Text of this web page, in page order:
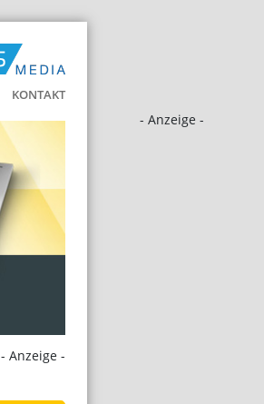
KONTAKT
- Anzeige -
- Anzeige -